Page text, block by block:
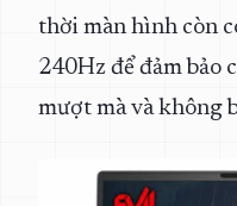
thời màn hình còn
240Hz để đảm bảo
mượt mà và không